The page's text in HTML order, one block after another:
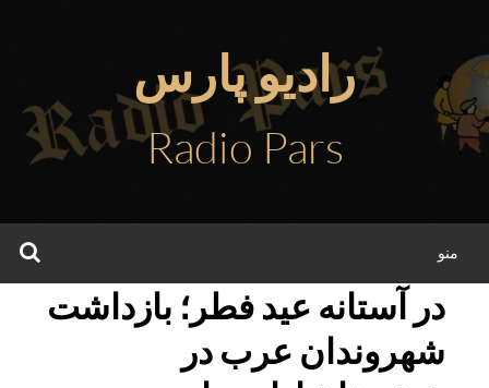
محتوا
رادیو پارس
Radio Pars
منو
در آستانه عید فطر؛ بازداشت
شهروندان عرب در